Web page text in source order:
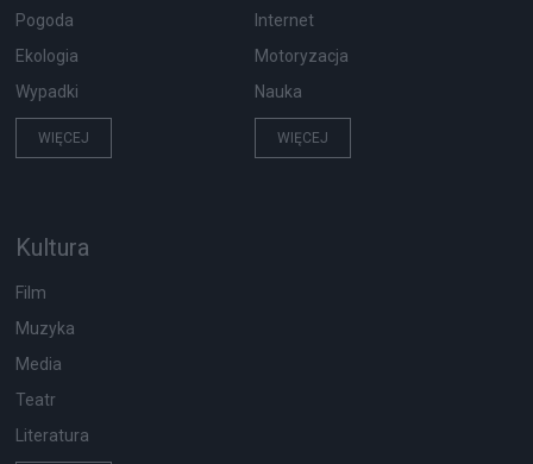
Pogoda
Ekologia
Wypadki
WIĘCEJ
Internet
Motoryzacja
Nauka
WIĘCEJ
Kultura
Film
Muzyka
Media
Teatr
Literatura